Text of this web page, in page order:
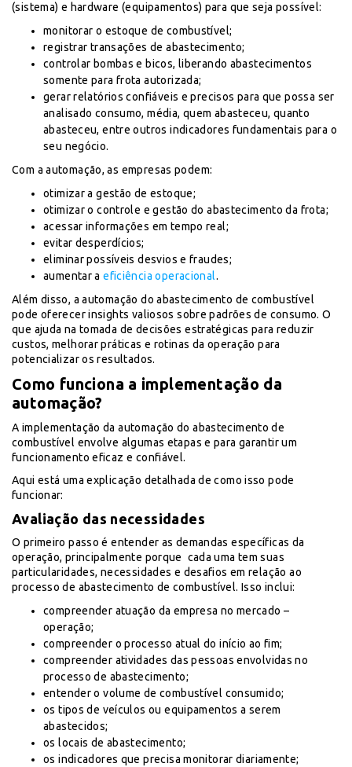
(sistema) e hardware (equipamentos) para que seja possível:
monitorar o estoque de combustível;
registrar transações de abastecimento;
controlar bombas e bicos, liberando abastecimentos
somente para frota autorizada;
gerar relatórios confiáveis e precisos para que possa ser
analisado consumo, média, quem abasteceu, quanto
abasteceu, entre outros indicadores fundamentais para o
seu negócio.
Com a automação, as empresas podem:
otimizar a gestão de estoque;
otimizar o controle e gestão do abastecimento da frota;
acessar informações em tempo real;
evitar desperdícios;
eliminar possíveis desvios e fraudes;
aumentar aeficiência operacional.
Além disso, a automação do abastecimento de combustível
pode oferecer insights valiosos sobre padrões de consumo. O
que ajuda na tomada de decisões estratégicas para reduzir
custos, melhorar práticas e rotinas da operação para
potencializar os resultados.
Como funciona a implementação da
automação?
A implementação da automação do abastecimento de
combustível envolve algumas etapas e para garantir um
funcionamento eficaz e confiável.
Aqui está uma explicação detalhada de como isso pode
funcionar:
Avaliação das necessidades
O primeiro passo é entender as demandas específicas da
operação, principalmente porque cada uma tem suas
particularidades, necessidades e desafios em relação ao
processo de abastecimento de combustível. Isso inclui:
compreender atuação da empresa no mercado –
operação;
compreender o processo atual do início ao fim;
compreender atividades das pessoas envolvidas no
processo de abastecimento;
entender o volume de combustível consumido;
os tipos de veículos ou equipamentos a serem
abastecidos;
os locais de abastecimento;
os indicadores que precisa monitorar diariamente;